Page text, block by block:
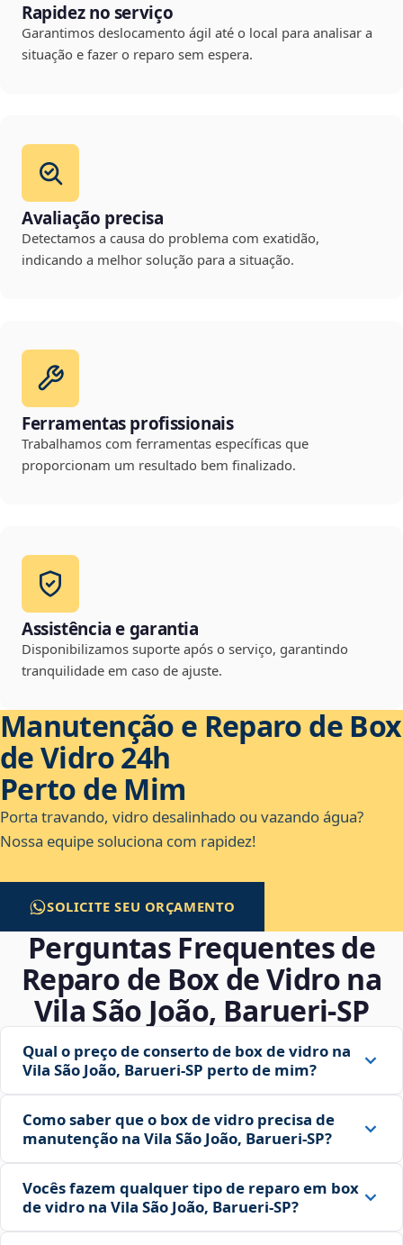
Rapidez no serviço
Garantimos deslocamento ágil até o local para analisar a
situação e fazer o reparo sem espera.
Avaliação precisa
Detectamos a causa do problema com exatidão,
indicando a melhor solução para a situação.
Ferramentas profissionais
Trabalhamos com ferramentas específicas que
proporcionam um resultado bem finalizado.
Assistência e garantia
Disponibilizamos suporte após o serviço, garantindo
tranquilidade em caso de ajuste.
Manutenção e Reparo de Box
de Vidro 24h
Perto de Mim
Porta travando, vidro desalinhado ou vazando água?
Nossa equipe soluciona com rapidez!
SOLICITE SEU ORÇAMENTO
Perguntas Frequentes de
Reparo de Box de Vidro na
Vila São João, Barueri‑SP
Qual o preço de conserto de box de vidro na
Vila São João, Barueri‑SP perto de mim?
Como saber que o box de vidro precisa de
manutenção na Vila São João, Barueri‑SP?
Vocês fazem qualquer tipo de reparo em box
de vidro na Vila São João, Barueri‑SP?